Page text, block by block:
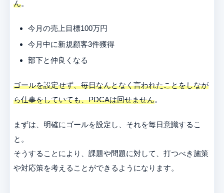
ん。
今月の売上目標100万円
今月中に新規顧客3件獲得
部下と仲良くなる
ゴールを設定せず、毎日なんとなく言われたことをしなが
ら仕事をしていても、PDCAは回せません。
まずは、明確にゴールを設定し、それを毎日意識するこ
と。
そうすることにより、課題や問題に対して、打つべき施策
や対応策を考えることができるようになります。